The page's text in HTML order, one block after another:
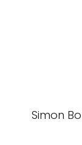
Simon